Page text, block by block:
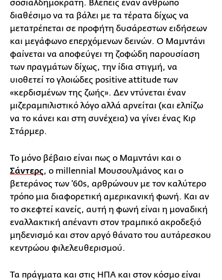
σοσιαλδημοκράτη. Βλέπεις έναν άνθρωπο
διαθέσιμο να τα βάλει με τα τέρατα δίχως να
μετατρέπεται σε προφήτη δυσάρεστων ειδήσεων
και μεγάφωνο επερχόμενων δεινών. Ο Μαμντάνι
φαίνεται να αποφεύγει τη ζοφώδη παρουσίαση
των πραγμάτων δίχως, την ίδια στιγμή, να
υιοθετεί το γλοιώδες positive attitude των
«κερδισμένων της ζωής». Δεν ντύνεται έναν
μιζεραμπιλιστικό λόγο αλλά αρνείται (και ελπίζω
να το κάνει και στη συνέχεια) να γίνει ένας Κιρ
Στάρμερ.
Το μόνο βέβαιο είναι πως ο Μαμντάνι και ο
Σάντερς, ο millennial Μουσουλμάνος και ο
βετεράνος των ’60s, αρθρώνουν με τον καλύτερο
τρόπο μια διαφορετική αμερικανική φωνή. Και αν
το σκεφτεί κανείς, αυτή η φωνή είναι η μοναδική
εναλλακτική απέναντι στον τραμπικό ακροδεξιό
μηδενισμό και στον αργό θάνατο του αυτάρεσκου
κεντρώου φιλελευθερισμού.
Τα πράγματα και στις ΗΠΑ και στον κόσμο είναι